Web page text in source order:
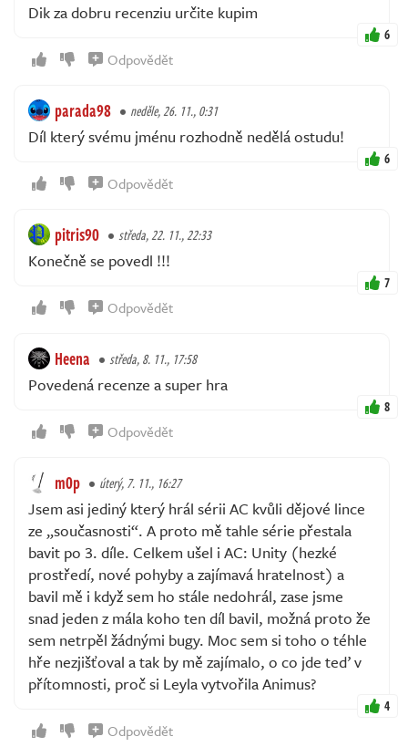
Dik za dobru recenziu určite kupim
6
Odpovědět
parada98 neděle, 26. 11., 0:31
Díl který svému jménu rozhodně nedělá ostudu!
6
Odpovědět
pitris90 středa, 22. 11., 22:33
Konečně se povedl !!!
7
Odpovědět
Heena středa, 8. 11., 17:58
Povedená recenze a super hra
8
Odpovědět
m0p úterý, 7. 11., 16:27
Jsem asi jediný který hrál sérii AC kvůli dějové lince
ze „současnosti“. A proto mě tahle série přestala
bavit po 3. díle. Celkem ušel i AC: Unity (hezké
prostředí, nové pohyby a zajímavá hratelnost) a
bavil mě i když sem ho stále nedohrál, zase jsme
snad jeden z mála koho ten díl bavil, možná proto že
sem netrpěl žádnými bugy. Moc sem si toho o téhle
hře nezjišťoval a tak by mě zajímalo, o co jde teď v
přítomnosti, proč si Leyla vytvořila Animus?
4
Odpovědět